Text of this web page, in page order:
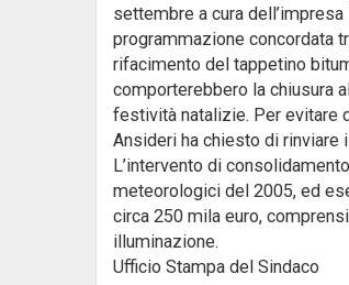
settembre a cura
programmazione concordata
rifacimento del tappetino
comporterebbero la chiusura
festività natalizie. Per evitare
Ansideri ha chiesto di rinviare
L’intervento di
meteorologici del 2005, ed
circa 250 mila euro,
illuminazione.
Ufficio Stampa del Sindaco